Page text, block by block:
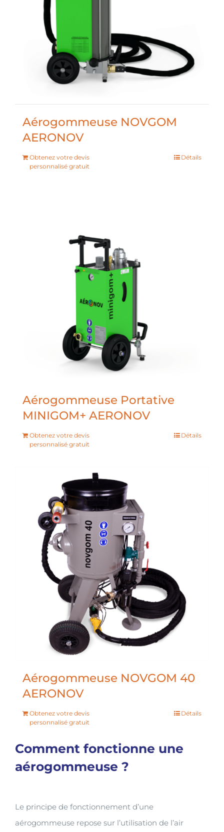
Aérogommeuse NOVGOM
AERONOV
Obtenez votre devis
personnalisé gratuit
Détails
Aérogommeuse Portative
MINIGOM+ AERONOV
Obtenez votre devis
personnalisé gratuit
Détails
Aérogommeuse NOVGOM 40
AERONOV
Obtenez votre devis
personnalisé gratuit
Détails
Comment fonctionne une
aérogommeuse ?
Le principe de fonctionnement d’une
aérogommeuse repose sur l’utilisation de l’air